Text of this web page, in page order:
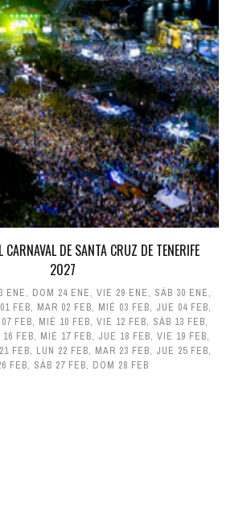
CARNAVAL DE SANTA CRUZ DE TENERIFE
2027
ENE, DOM 24 ENE, VIE 29 ENE, SÁB 30 ENE,
FEB, MAR 02 FEB, MIÉ 03 FEB, JUE 04 FEB,
FEB, MIÉ 10 FEB, VIE 12 FEB, SÁB 13 FEB,
16 FEB, MIÉ 17 FEB, JUE 18 FEB, VIE 19 FEB,
FEB, LUN 22 FEB, MAR 23 FEB, JUE 25 FEB,
FEB, SÁB 27 FEB, DOM 28 FEB